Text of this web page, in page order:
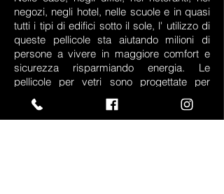
negozi, negli hotel, nelle scuole e in quasi
tutti i tipi di edifici sotto il sole, l' utilizzo di
queste pellicole sta aiutando milioni di
persone a vivere in maggiore comfort e
sicurezza risparmiando energia. Le
pellicole per vetri sono progettate per
risolvere i problemi causati dai raggi UV, e
dal calore, oltre che per abbattere i costi
energetici.